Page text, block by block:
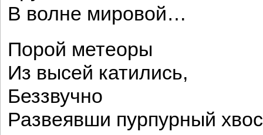
В волне мировой…
Порой метеоры
Из высей катились,
Беззвучно
Развеявши пурпурный